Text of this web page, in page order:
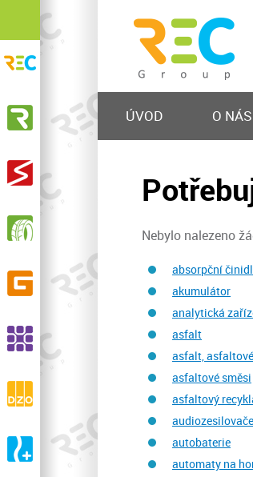
ÚVOD O NÁS
Nebylo nalezeno
absorpční
akumulátor
analytická
asfalt
asfalt,
asfaltové směsi
asfaltový
audiozesilovače
autobaterie
automaty na
Recyklační ekologické centrum
KOVOSTEEL Recycling, s.r.o.
Výkup železa a barevných kovů, prodej
materiálu, nakládání s odpadem
Výkup a zpracování elektroodpadu
Sběr, svoz, recyklace opotřebených
GELPO s.r.o.
Výroba a prodej pryžových výrobků
Recyklace pryží, výroba EPDM granulátu
drásaniny
Výroba a prodej ortopedické zdravotní
A-ORTO s.r.o.
Výroba a prodej ortopedické protetiky